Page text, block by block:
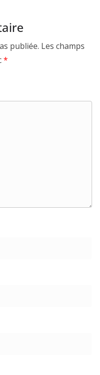
publiée. Les champs
*